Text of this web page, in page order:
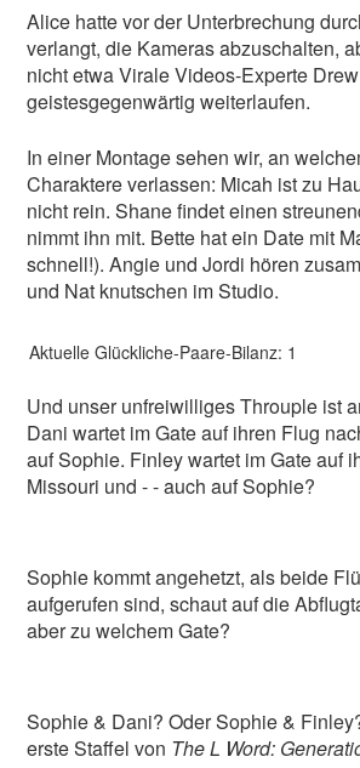
Alice hatte vor der Unterbrechung
verlangt, die Kameras abzuschalten,
nicht etwa Virale Videos-Experte
geistesgegenwärtig weiterlaufen.
In einer Montage sehen wir, an
Charaktere verlassen: Micah ist zu
nicht rein. Shane findet einen
nimmt ihn mit. Bette hat ein Date mit
schnell!). Angie und Jordi hören
und Nat knutschen im Studio.
Aktuelle Glückliche-Paare-Bilanz: 1
Und unser unfreiwilliges Throuple ist
Dani wartet im Gate auf ihren Flug
auf Sophie. Finley wartet im Gate auf
Missouri und - - auch auf Sophie?
Sophie kommt angehetzt, als beide
aufgerufen sind, schaut auf die
aber zu welchem Gate?
Sophie & Dani? Oder Sophie &
erste Staffel von The L Word: